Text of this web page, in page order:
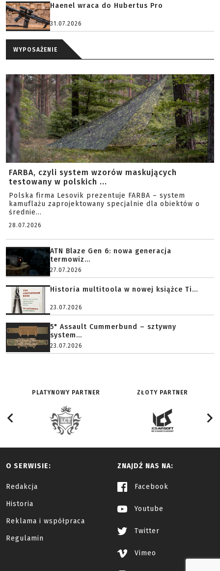
Haenel wraca do Hubertus Pro
31.07.2026
WYPOSAŻENIE
FARBA, czyli system wzorów maskujących
testowany w polskich ...
Polska firma Lesovik prezentuje FARBA – system
kamuflażu zaprojektowany specjalnie dla obiektów o
średnie...
28.07.2026
ATN Blaze Gen 6: nowa generacja
termowiz...
27.07.2026
Historia multitoola w nowej książce Ti...
23.07.2026
5" Assault Cummerbund – sztywny
system...
23.07.2026
PLATYNOWY PARTNER ZŁOTY PARTNER
O SERWISIE:
Redakcja
Historia
Reklama i współpraca
Regulamin
ZNAJDŹ NAS NA:
Facebook
Youtube
Twitter
Vimeo